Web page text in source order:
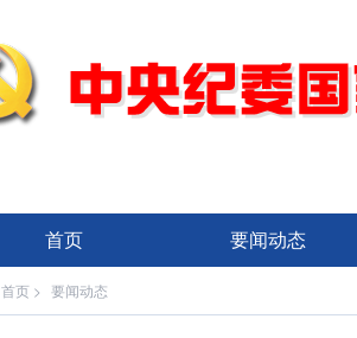
首页 要闻动态
首页 > 要闻动态